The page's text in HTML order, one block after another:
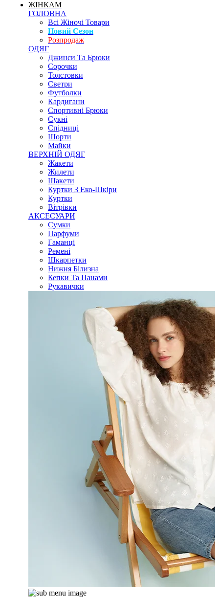
ЖІНКАМ
ГОЛОВНА
Всі Жіночі Товари
Новий Сезон
Розпродаж
ОДЯГ
Джинси Та Брюки
Сорочки
Толстовки
Светри
Футболки
Кардигани
Спортивні Брюки
Сукні
Спідниці
Шорти
Майки
ВЕРХНІЙ ОДЯГ
Жакети
Жилети
Шакети
Куртки З Еко-Шкіри
Куртки
Вітрівки
АКСЕСУАРИ
Сумки
Парфуми
Гаманці
Ремені
Шкарпетки
Нижня Білизна
Кепки Та Панами
Рукавички